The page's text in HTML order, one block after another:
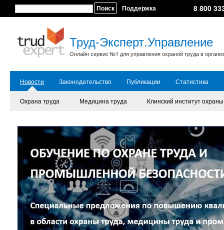
Поиск Поддержка 8 800
Труд-Эксперт.Управление
Онлайн сервис №1 для управления охраной труда в
Новости Законодательство Публикации Статистика
Охрана труда Медицина труда Клинский институт